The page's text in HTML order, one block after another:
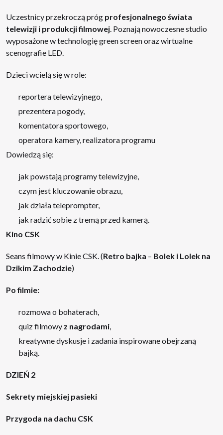
Uczestnicy przekroczą próg profesjonalnego świata
telewizji i produkcji filmowej. Poznają nowoczesne studio
wyposażone w technologię green screen oraz wirtualne
scenografie LED.
Dzieci wcielą się w role:
reportera telewizyjnego,
prezentera pogody,
komentatora sportowego,
operatora kamery, realizatora programu
Dowiedzą się:
jak powstają programy telewizyjne,
czym jest kluczowanie obrazu,
jak działa teleprompter,
jak radzić sobie z tremą przed kamerą.
Kino CSK
Seans filmowy w Kinie CSK. (Retro bajka – Bolek i Lolek na
Dzikim Zachodzie)
Po filmie:
rozmowa o bohaterach,
quiz filmowy z nagrodami,
kreatywne dyskusje i zadania inspirowane obejrzaną
bajką.
DZIEŃ 2
Sekrety miejskiej pasieki
Przygoda na dachu CSK